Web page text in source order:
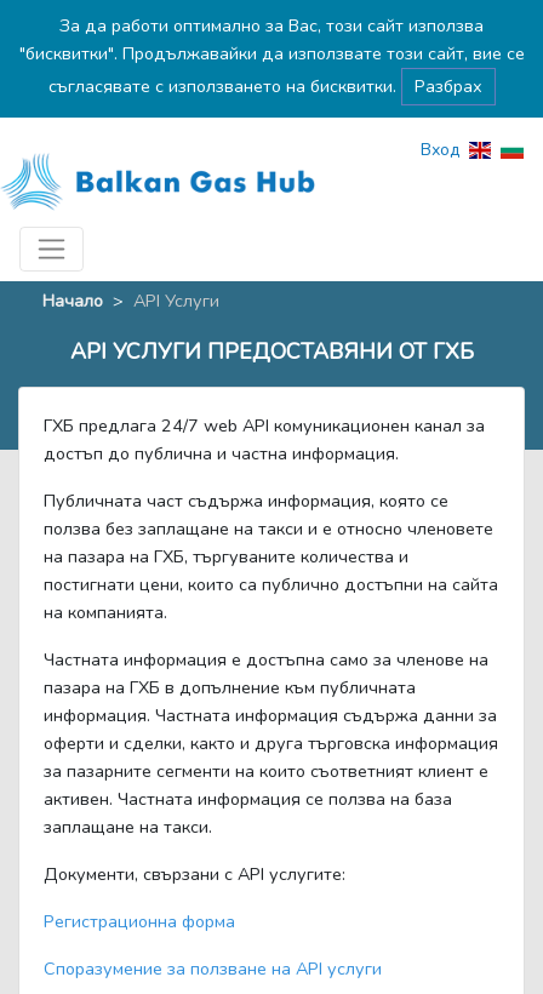
За да работи оптимално за Вас, този сайт използва
"бисквитки". Продължавайки да използвате този сайт, вие се
съгласявате с използването на бисквитки.
Разбрах
Вход
Начало > API Услуги
API УСЛУГИ ПРЕДОСТАВЯНИ ОТ ГХБ
ГХБ предлага 24/7 web API комуникационен канал за
достъп до публична и частна информация.
Публичната част съдържа информация, която се
ползва без заплащане на такси и е относно членовете
на пазара на ГХБ, търгуваните количества и
постигнати цени, които са публично достъпни на сайта
на компанията.
Частната информация е достъпна само за членове на
пазара на ГХБ в допълнение към публичната
информация. Частната информация съдържа данни за
оферти и сделки, както и друга търговска информация
за пазарните сегменти на които съответният клиент е
активен. Частната информация се ползва на база
заплащане на такси.
Документи, свързани с API услугите:
Регистрационна форма
Споразумение за ползване на API услуги